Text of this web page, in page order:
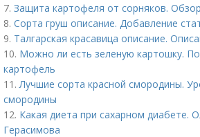
7. Защита картофеля от сорняков.
8. Сорта груш описание. Добавление
9. Талгарская красавица описание.
10. Можно ли есть зеленую картошку.
картофель
11.Лучшие сорта красной смородины.
смородины
12. Какая диета при сахарном диабете.
Герасимова